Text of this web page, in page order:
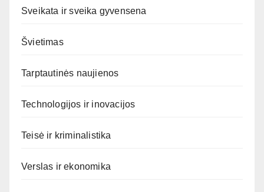
Sveikata ir sveika gyvensena
Švietimas
Tarptautinės naujienos
Technologijos ir inovacijos
Teisė ir kriminalistika
Verslas ir ekonomika